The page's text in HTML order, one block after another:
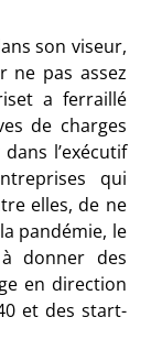
son viseur,
ne pas assez
a ferraillé
de charges
l’exécutif
qui
elles, de ne
pandémie, le
donner des
en direction
et des start-